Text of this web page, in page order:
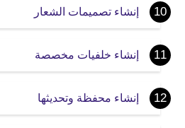
إنشاء تصميمات الشعار
إنشاء خلفيات مخصصة
إنشاء محفظة وتحديثها